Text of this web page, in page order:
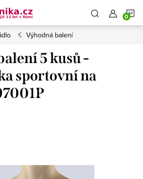
Výhodná balení
5 kusů -
sportovní na